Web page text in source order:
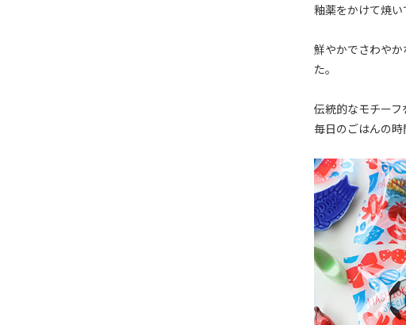
釉薬をかけて焼
鮮やかでさわや
た。
伝統的なモチーフ
毎日のごはんの時